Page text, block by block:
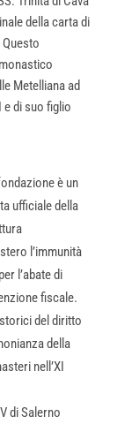
della carta di
Metelliana ad
di suo figlio
è un
ufficiale della
l’immunità
l’abate di
fiscale.
del diritto
della
nell’XI
di Salerno